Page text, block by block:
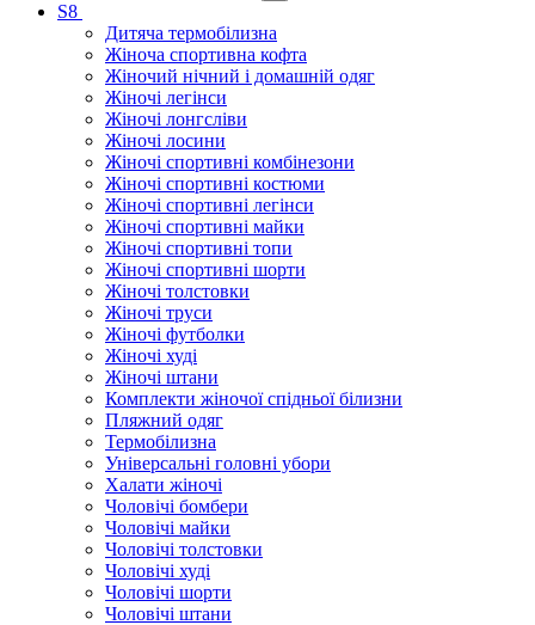
S8
Дитяча термобілизна
Жіноча спортивна кофта
Жіночий нічний і домашній одяг
Жіночі легінси
Жіночі лонгсліви
Жіночі лосини
Жіночі спортивні комбінезони
Жіночі спортивні костюми
Жіночі спортивні легінси
Жіночі спортивні майки
Жіночі спортивні топи
Жіночі спортивні шорти
Жіночі толстовки
Жіночі труси
Жіночі футболки
Жіночі худі
Жіночі штани
Комплекти жіночої спідньої білизни
Пляжний одяг
Термобілизна
Універсальні головні убори
Халати жіночі
Чоловічі бомбери
Чоловічі майки
Чоловічі толстовки
Чоловічі худі
Чоловічі шорти
Чоловічі штани